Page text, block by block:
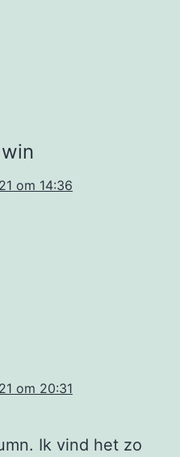
om 14:36
om 20:31
Ik vind het zo